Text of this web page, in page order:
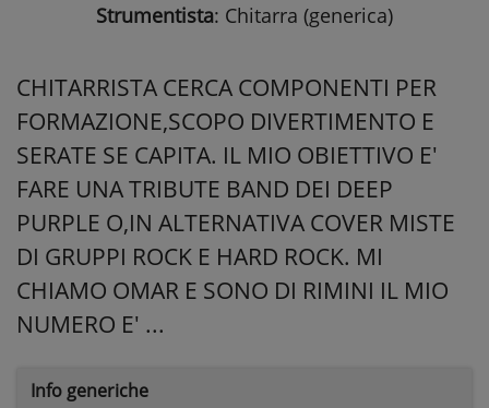
Strumentista: Chitarra (generica)
CHITARRISTA CERCA COMPONENTI PER
FORMAZIONE,SCOPO DIVERTIMENTO E
SERATE SE CAPITA. IL MIO OBIETTIVO E'
FARE UNA TRIBUTE BAND DEI DEEP
PURPLE O,IN ALTERNATIVA COVER MISTE
DI GRUPPI ROCK E HARD ROCK. MI
CHIAMO OMAR E SONO DI RIMINI IL MIO
NUMERO E' ...
Info generiche